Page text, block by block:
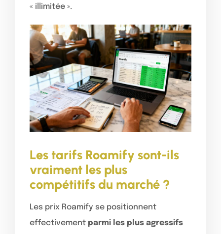
« illimitée ».
Les tarifs Roamify sont-ils
vraiment les plus
compétitifs du marché ?
Les prix Roamify se positionnent
effectivement parmi les plus agressifs